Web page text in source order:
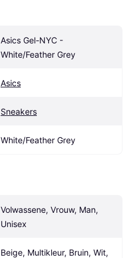
Asics Gel-NYC -
White/Feather Grey
Asics
Sneakers
White/Feather Grey
Volwassene, Vrouw, Man,
Unisex
Beige, Multikleur, Bruin, Wit,